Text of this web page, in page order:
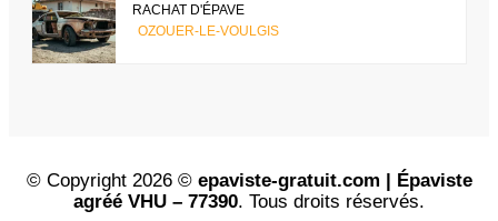
RACHAT D'ÉPAVE
OZOUER-LE-VOULGIS
© Copyright 2026 © epaviste-gratuit.com | Épaviste
agréé VHU – 77390. Tous droits réservés.